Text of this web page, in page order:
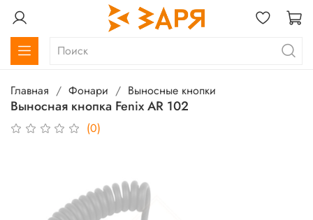
Главная Фонари Выносные кнопки
Выносная кнопка Fenix AR 102
(0)